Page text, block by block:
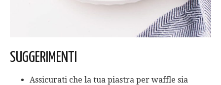
SUGGERIMENTI
Assicurati che la tua piastra per waffle sia